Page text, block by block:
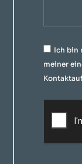
Ich bin
meiner